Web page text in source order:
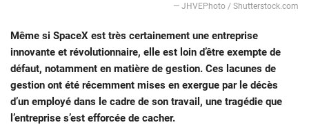
— JHVEPhoto / Shutterstock.com
Même si SpaceX est très certainement une entreprise
innovante et révolutionnaire, elle est loin d’être exempte de
défaut, notamment en matière de gestion. Ces lacunes de
gestion ont été récemment mises en exergue par le décès
d’un employé dans le cadre de son travail, une tragédie que
l’entreprise s’est efforcée de cacher.